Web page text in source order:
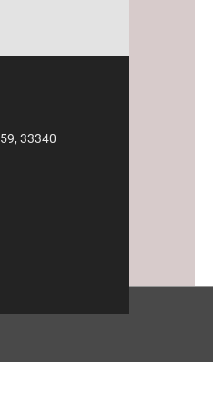
33340